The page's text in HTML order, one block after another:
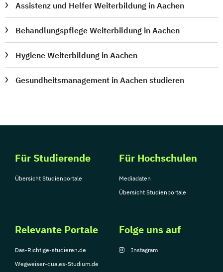
Assistenz und Helfer Weiterbildung in Aachen
Behandlungspflege Weiterbildung in Aachen
Hygiene Weiterbildung in Aachen
Gesundheitsmanagement in Aachen studieren
Für Studierende
Übersicht Studienportale
Für Hochschulen
Mediadaten
Übersicht Studienportale
Relevante Portale
Das-Richtige-studieren.de
Wegweiser-duales-Studium.de
Folge uns auf
Instagram